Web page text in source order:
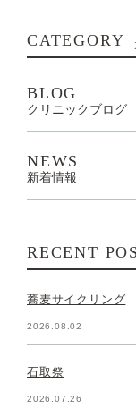
CATEGORY
BLOG
クリニックブログ
NEWS
新着情報
RECENT
蕎麦サイクリング
2026.08.02
石取祭
2026.07.26